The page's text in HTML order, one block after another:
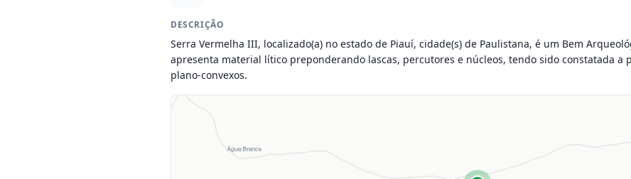
DESCRIÇÃO
Serra Vermelha III, localizado(a) no estado de Piauí, cidade(s) de Paulistana, é um Bem
apresenta material lítico preponderando lascas, percutores e núcleos, tendo sido constatada a
plano-convexos.